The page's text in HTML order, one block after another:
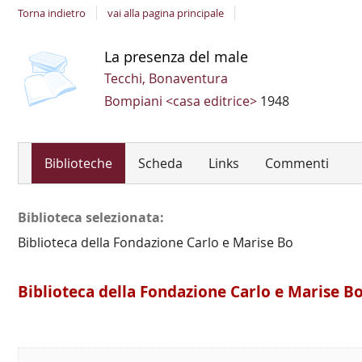
Torna indietro vai alla pagina principale
Dettaglio
del
documento
copertina La presenza del male
Tecchi, Bonaventura
Bompiani <casa editrice> 1948
Biblioteche Scheda Links Commenti
Biblioteca selezionata:
Biblioteca della Fondazione Carlo e Marise Bo
Biblioteca della Fondazione Carlo e Marise